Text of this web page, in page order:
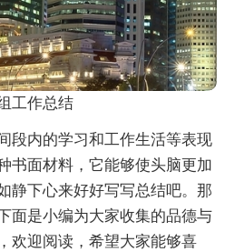
工作总结
段内的学习和工作生活等表现
书面材料，它能够使头脑更加
静下心来好好写写总结吧。那
面是小编为大家收集的品德与
欢迎阅读，希望大家能够喜